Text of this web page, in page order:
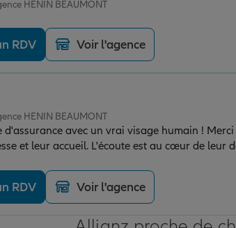
HENIN BEAUMONT
RDV Voir l'agence
HENIN BEAUMONT
d'assurance avec un vrai visage humain !
et leur accueil. L'écoute est au cœur de leur
RDV Voir l'agence